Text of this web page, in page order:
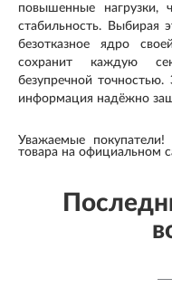
повышенные нагрузки,
стабильность. Выбирая
безотказное ядро
сохранит каждую
безупречной
информация надёжно
Уважаемые покупатели!
товара на официальном